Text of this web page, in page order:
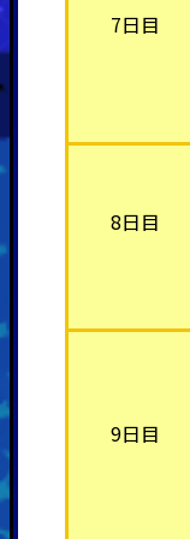
7日目
8日目
9日目